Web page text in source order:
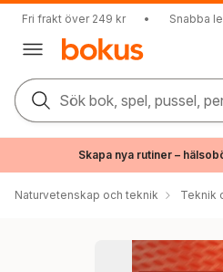
Fri frakt över 249 kr • Snabba
Sök bok, spel, pussel,
Skapa nya rutiner –
Naturvetenskap och teknik Teknik